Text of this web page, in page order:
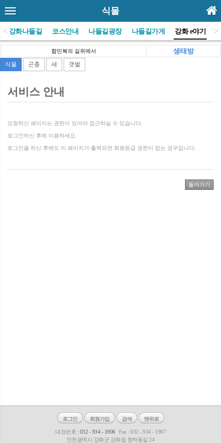
식물
<)강화나들길 코스안내 나들길광장 나들길가게 강화 e야기 >
함민복의 길위에서 생태방
식물 곤충 새 갯벌
서비스 안내
요청하신 페이지는 권한이 있어야 접근하실 수 있습니다.
로그인하신 후에 이용하세요.
로그인을 하신 후에도 이 페이지가 출력되면 회원등급 권한이 없는 경우입니다.
로그인 회원가입 검색 맨위로
대표번호 : 032 - 934 - 1906
Fax : 032 - 934 - 1907
인천광역시 강화군 강화읍 청하동길 24